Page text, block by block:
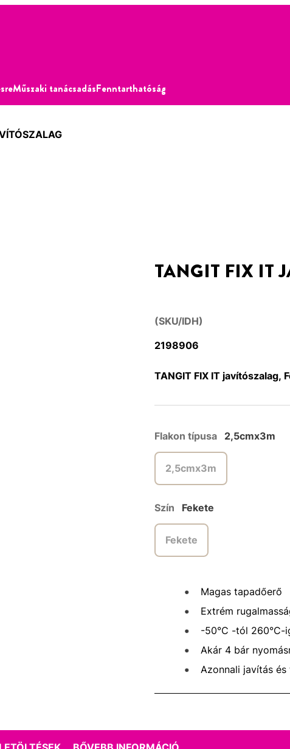
Műszaki tanácsadásFenntarthatóság
TANGIT FIX IT
(SKU/IDH)
2198906
TANGIT FIX IT javítószalag,
Flakon típusa 2,5cmx3m
2,5cmx3m
Szín Fekete
Fekete
Magas tapadőerő
Extrém
-50°C -tól 260°C-
Akár 4 bár
Azonnali javítás